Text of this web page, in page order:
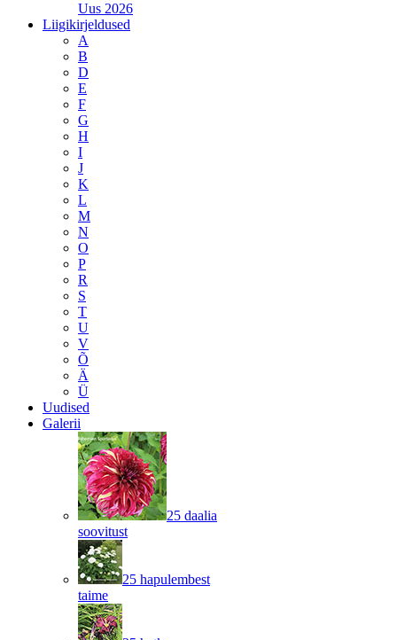
Uus 2026
Liigikirjeldused
A
B
D
E
F
G
H
I
J
K
L
M
N
O
P
R
S
T
U
V
Õ
Ä
Ü
Uudised
Galerii
25 daalia
soovitust
25 hapulembest
taime